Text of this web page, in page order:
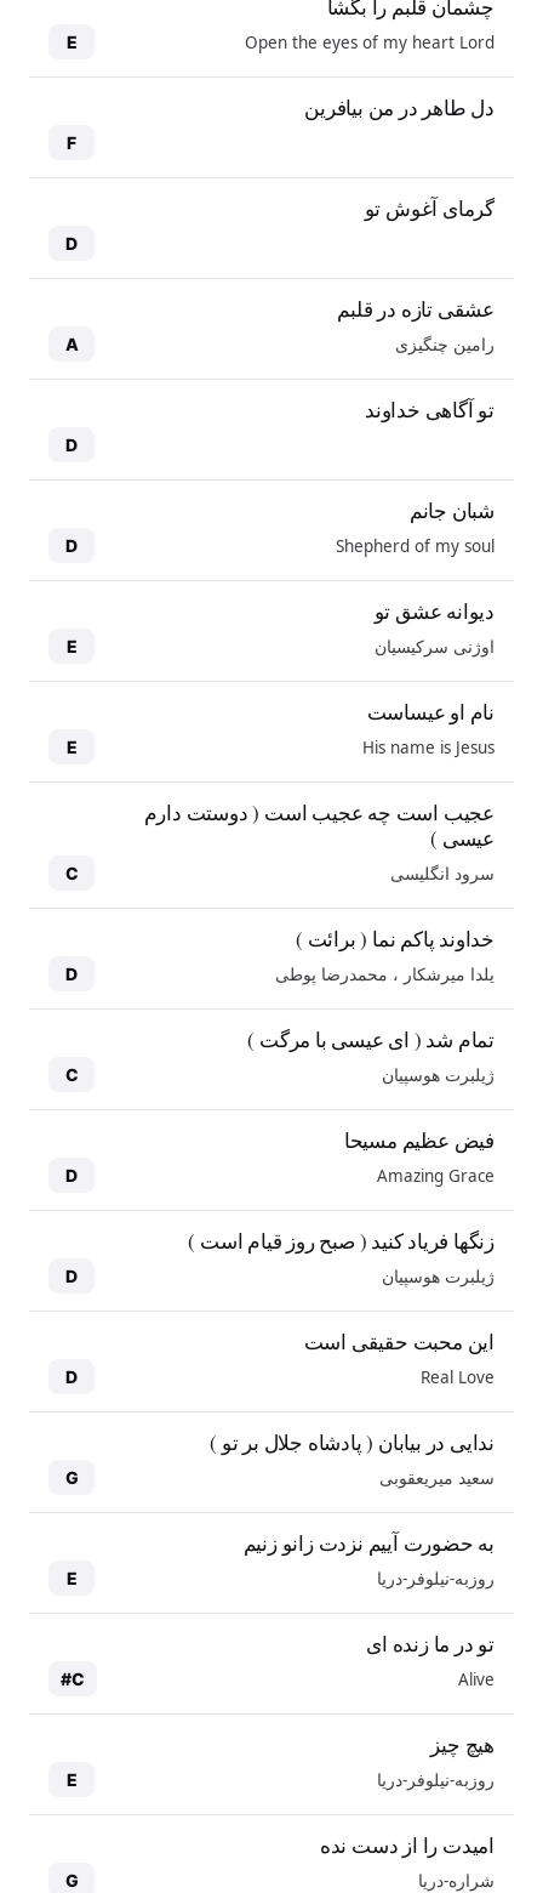
چشمان قلبم را بگشا
Open the eyes of my heart Lord
E
دل طاهر در من بیافرین
F
گرمای آغوش تو
D
عشقی تازه در قلبم
رامین چنگیزی A
تو آگاهی خداوند
D
شبان جانم
Shepherd of my soul
D
دیوانه عشق تو
اوژنی سرکیسیان E
نام او عیساست
His name is Jesus
E
عجیب است چه عجیب است ( دوستت دارم
عیسی )
سرود انگلیسی C
خداوند پاکم نما ( برائت )
یلدا میرشکار ، محمدرضا پوطی D
تمام شد ( ای عیسی با مرگت )
ژیلبرت هوسپیان C
فیض عظیم مسیحا
Amazing Grace
D
زنگها فریاد کنید ( صبح روز قیام است )
ژیلبرت هوسپیان D
این محبت حقیقی است
Real Love
D
ندایی در بیابان ( پادشاه جلال بر تو )
سعید میریعقوبی G
به حضورت آییم نزدت زانو زنیم
روزبه-نیلوفر-دریا E
تو در ما زنده ای
Alive
C#
هیچ چیز
روزبه-نیلوفر-دریا E
امیدت را از دست نده
شراره-دریا G